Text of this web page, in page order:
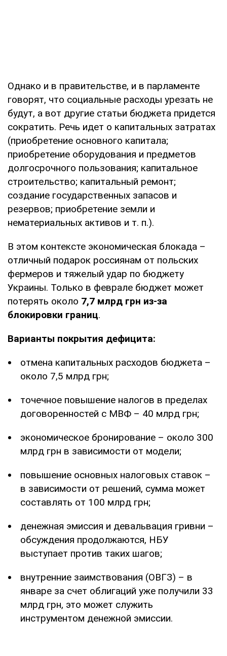
Однако и в правительстве, и в парламенте
говорят, что социальные расходы урезать не
будут, а вот другие статьи бюджета придется
сократить. Речь идет о капитальных затратах
(приобретение основного капитала;
приобретение оборудования и предметов
долгосрочного пользования; капитальное
строительство; капитальный ремонт;
создание государственных запасов и
резервов; приобретение земли и
нематериальных активов и т. п.).
В этом контексте экономическая блокада –
отличный подарок россиянам от польских
фермеров и тяжелый удар по бюджету
Украины. Только в феврале бюджет может
потерять около 7,7 млрд грн из-за
блокировки границ.
Варианты покрытия дефицита:
отмена капитальных расходов бюджета –
около 7,5 млрд грн;
точечное повышение налогов в пределах
договоренностей с МВФ – 40 млрд грн;
экономическое бронирование – около 300
млрд грн в зависимости от модели;
повышение основных налоговых ставок –
в зависимости от решений, сумма может
составлять от 100 млрд грн;
денежная эмиссия и девальвация гривни –
обсуждения продолжаются, НБУ
выступает против таких шагов;
внутренние заимствования (ОВГЗ) – в
январе за счет облигаций уже получили 33
млрд грн, это может служить
инструментом денежной эмиссии.